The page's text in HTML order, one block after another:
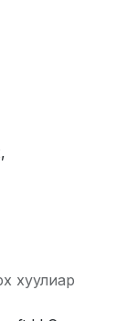
хуулиар